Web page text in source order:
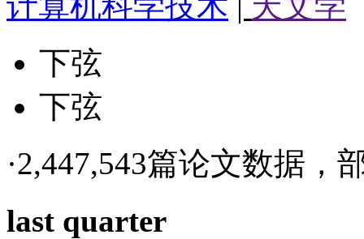
下弦
下弦
·2,447,543篇论文数据，
last quarter